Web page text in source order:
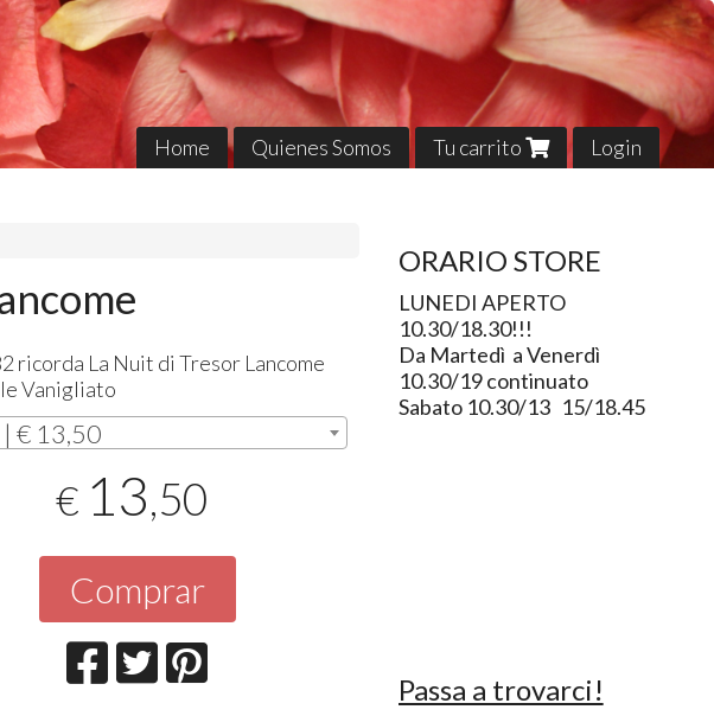
Home Quienes Somos Tu carrito Login
ricorda La Nuit di Tresor Lancome
Vanigliato
€ 13,50
€ 13,50
Comprar
ORARIO STORE
LUNEDI APERTO
10.30/18.30!!!
Da Martedì a Venerdì
10.30/19 continuato
Sabato 10.30/13 15/18.45
Passa a trovarci!